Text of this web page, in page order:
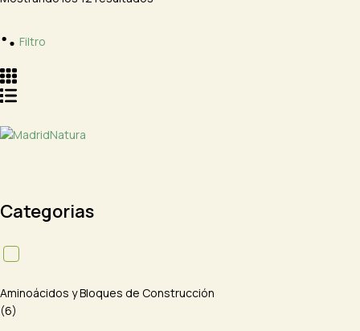
Filtro
Categorias
Aminoácidos y Bloques de Construcción
(6)